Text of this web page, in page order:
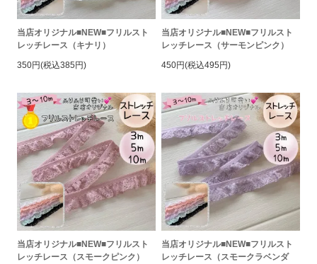
当店オリジナル■NEW■フリルスト
レッチレース（キナリ）
350円(税込385円)
当店オリジナル■NEW■フリルスト
レッチレース（サーモンピンク）
450円(税込495円)
当店オリジナル■NEW■フリルスト
レッチレース（スモークピンク）
当店オリジナル■NEW■フリルスト
レッチレース（スモークラベンダ